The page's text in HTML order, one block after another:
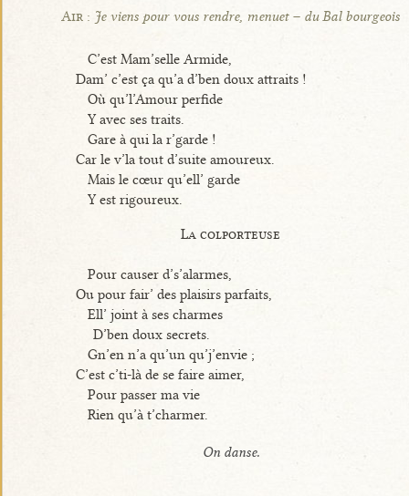
Air : Je viens pour vous rendre, menuet – du Bal bourgeois
C’est Mam’selle Armide,
Dam’ c’est ça qu’a d’ben doux attraits !
Où qu’l’Amour perfide
Y avec ses traits.
Gare à qui la r’garde !
Car le v’la tout d’suite amoureux.
Mais le cœur qu’ell’ garde
Y est rigoureux.
La colporteuse
Pour causer d’s’alarmes,
Ou pour fair’ des plaisirs parfaits,
Ell’ joint à ses charmes
D’ben doux secrets.
Gn’en n’a qu’un qu’j’envie ;
C’est c’ti-là de se faire aimer,
Pour passer ma vie
Rien qu’à t’charmer.
On danse.